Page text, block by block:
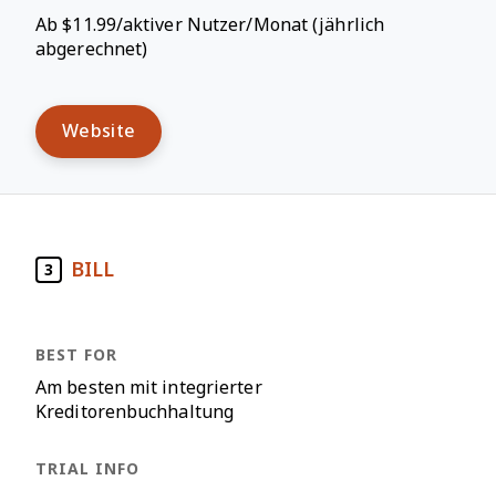
Ab $11.99/aktiver Nutzer/Monat (jährlich
abgerechnet)
Website
3 BILL
Am besten mit integrierter
Kreditorenbuchhaltung